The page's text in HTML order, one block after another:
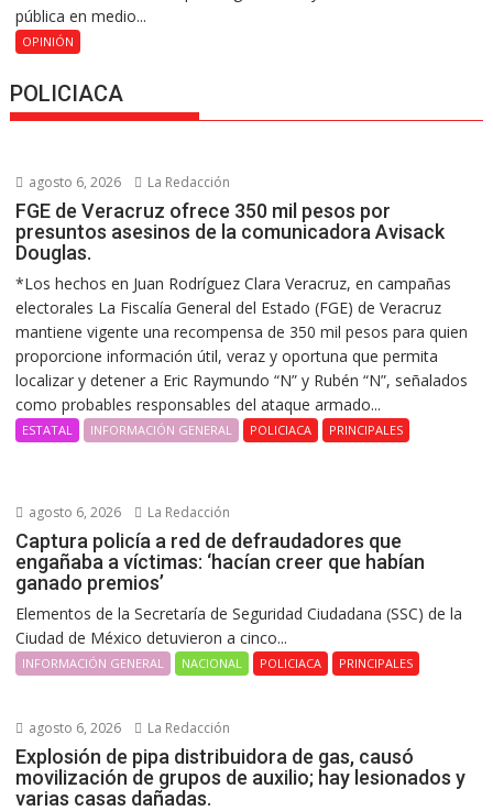
pública en medio...
OPINIÓN
POLICIACA
agosto 6, 2026 La Redacción
FGE de Veracruz ofrece 350 mil pesos por
presuntos asesinos de la comunicadora Avisack
Douglas.
*Los hechos en Juan Rodríguez Clara Veracruz, en campañas
electorales La Fiscalía General del Estado (FGE) de Veracruz
mantiene vigente una recompensa de 350 mil pesos para quien
proporcione información útil, veraz y oportuna que permita
localizar y detener a Eric Raymundo “N” y Rubén “N”, señalados
como probables responsables del ataque armado...
ESTATAL INFORMACIÓN GENERAL POLICIACA PRINCIPALES
agosto 6, 2026 La Redacción
Captura policía a red de defraudadores que
engañaba a víctimas: ‘hacían creer que habían
ganado premios’
Elementos de la Secretaría de Seguridad Ciudadana (SSC) de la
Ciudad de México detuvieron a cinco...
INFORMACIÓN GENERAL NACIONAL POLICIACA PRINCIPALES
agosto 6, 2026 La Redacción
Explosión de pipa distribuidora de gas, causó
movilización de grupos de auxilio; hay lesionados y
varias casas dañadas.